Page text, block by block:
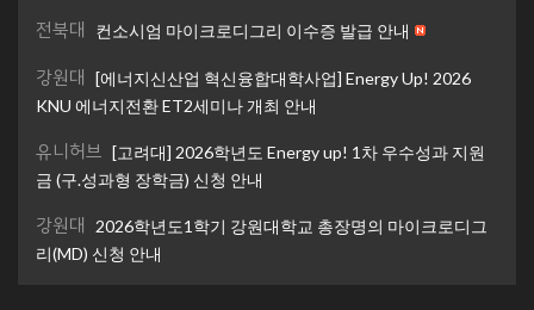
전북대 컨소시엄 마이크로디그리 이수증 발급 안내
강원대 [에너지신산업 혁신융합대학사업] Energy Up! 2026
KNU 에너지전환 ET2세미나 개최 안내
유니허브 [고려대] 2026학년도 Energy up! 1차 우수성과 지원
금 (구.성과형 장학금) 신청 안내
강원대
2026학년도1학기 강원대학교 총장명의 마이크로디그
리(MD) 신청 안내